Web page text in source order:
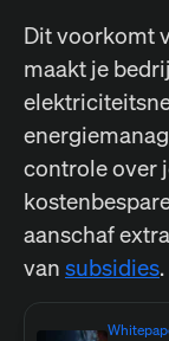
Dit voorkomt
maakt je
controle over
aanschaf
van subsidies.